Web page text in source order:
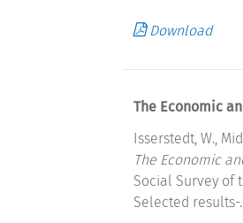
Download
The Economic
Isserstedt, W.,
The Economic
Social Survey of
Selected results-